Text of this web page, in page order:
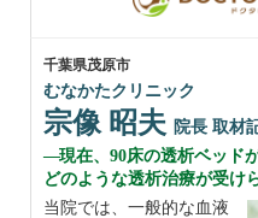
千葉県茂原市
むなかたクリニック
宗像 昭夫 院長 取材
現在、90床の透析ベッド
どのような透析治療が受け
当院では、一般的な血液